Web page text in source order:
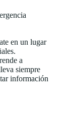
en un lugar
a
siempre
información